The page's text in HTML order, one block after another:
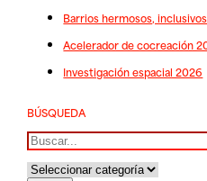
Barrios hermosos,
Acelerador de cocreación
Investigación espacial 2026
BÚSQUEDA
Buscar